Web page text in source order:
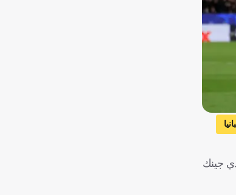
من العمر 18 عامًا، قادمًا من نادي جينك